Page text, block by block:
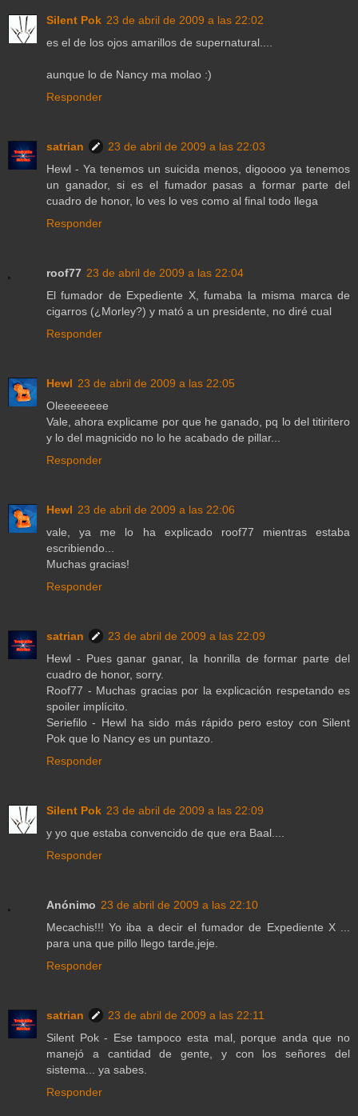
Silent Pok 23 de abril de 2009 a las 22:02
es el de los ojos amarillos de supernatural....
aunque lo de Nancy ma molao :)
Responder
satrian
23 de abril de 2009 a las 22:03
Hewl - Ya tenemos un suicida menos, digoooo ya tenemos
un ganador, si es el fumador pasas a formar parte del
cuadro de honor, lo ves lo ves como al final todo llega
Responder
roof77 23 de abril de 2009 a las 22:04
El fumador de Expediente X, fumaba la misma marca de
cigarros (¿Morley?) y mató a un presidente, no diré cual
Responder
Hewl 23 de abril de 2009 a las 22:05
Oleeeeeeee
Vale, ahora explicame por que he ganado, pq lo del titiritero
y lo del magnicido no lo he acabado de pillar...
Responder
Hewl 23 de abril de 2009 a las 22:06
vale, ya me lo ha explicado roof77 mientras estaba
escribiendo...
Muchas gracias!
Responder
satrian
23 de abril de 2009 a las 22:09
Hewl - Pues ganar ganar, la honrilla de formar parte del
cuadro de honor, sorry.
Roof77 - Muchas gracias por la explicación respetando es
spoiler implícito.
Seriefilo - Hewl ha sido más rápido pero estoy con Silent
Pok que lo Nancy es un puntazo.
Responder
Silent Pok 23 de abril de 2009 a las 22:09
y yo que estaba convencido de que era Baal....
Responder
Anónimo 23 de abril de 2009 a las 22:10
Mecachis!!! Yo iba a decir el fumador de Expediente X ...
para una que pillo llego tarde,jeje.
Responder
satrian
23 de abril de 2009 a las 22:11
Silent Pok - Ese tampoco esta mal, porque anda que no
manejó a cantidad de gente, y con los señores del
sistema... ya sabes.
Responder